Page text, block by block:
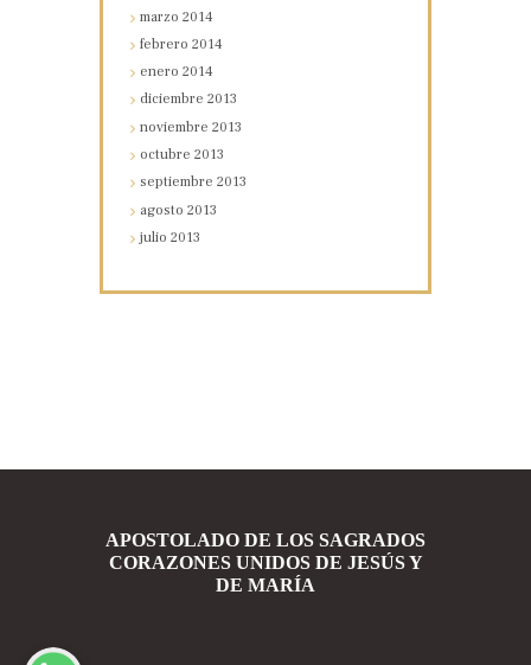
marzo2014
febrero2014
enero2014
diciembre2013
noviembre2013
octubre2013
septiembre2013
agosto2013
julio2013
APOSTOLADO DE LOS SAGRADOS
CORAZONES UNIDOS DE JESÚS Y
DE MARÍA